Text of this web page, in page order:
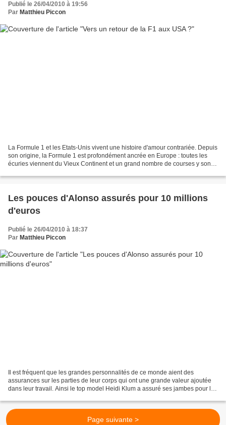
Publié le 26/04/2010 à 19:56
Par Matthieu Piccon
La Formule 1 et les Etats-Unis vivent une histoire d'amour contrariée. Depuis
son origine, la Formule 1 est profondément ancrée en Europe : toutes les
écuries viennent du Vieux Continent et un grand nombre de courses y sont
Les pouces d'Alonso assurés pour 10 millions
d'euros
Publié le 26/04/2010 à 18:37
Par Matthieu Piccon
Il est fréquent que les grandes personnalités de ce monde aient des
assurances sur les parties de leur corps qui ont une grande valeur ajoutée
dans leur travail. Ainsi le top model Heidi Klum a assuré ses jambes pour la
Page suivante >